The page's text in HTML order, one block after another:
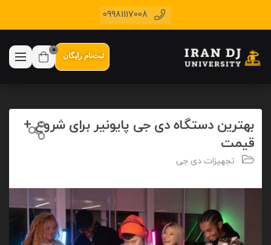
09981117008
ثبت‌نام رایگان
0
بهترین دستگاه دی جی پایونیر برای شروع +
قیمت
تجهیزات دی جی